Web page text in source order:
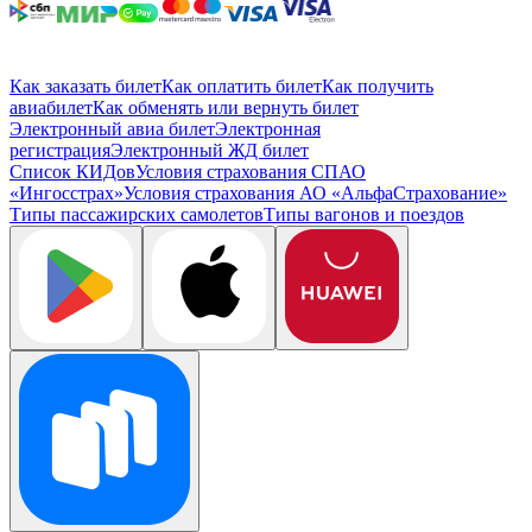
Как заказать билетКак оплатить билетКак получить
авиабилетКак обменять или вернуть билет
Электронный авиа билетЭлектронная
регистрацияЭлектронный ЖД билет
Список КИДовУсловия страхования СПАО
«Ингосстрах»Условия страхования АО «АльфаСтрахование»
Типы пассажирских самолетовТипы вагонов и поездов